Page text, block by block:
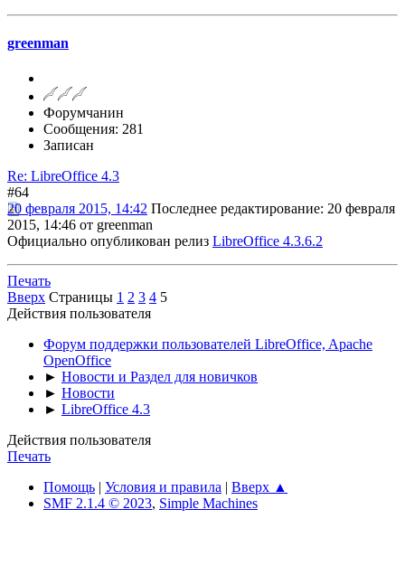
greenman
Форумчанин
Сообщения: 281
Записан
Re: LibreOffice 4.3
#64
20 февраля 2015, 14:42 Последнее редактирование: 20 февраля
2015, 14:46 от greenman
Официально опубликован релиз LibreOffice 4.3.6.2
Печать
Вверх Страницы 1 2 3 4 5
Действия пользователя
Форум поддержки пользователей LibreOffice, Apache
OpenOffice
► Новости и Раздел для новичков
► Новости
► LibreOffice 4.3
Действия пользователя
Печать
Помощь | Условия и правила | Вверх ▲
SMF 2.1.4 © 2023, Simple Machines